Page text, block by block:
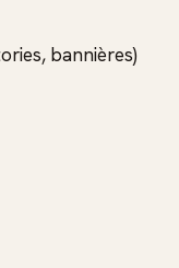
bannières)